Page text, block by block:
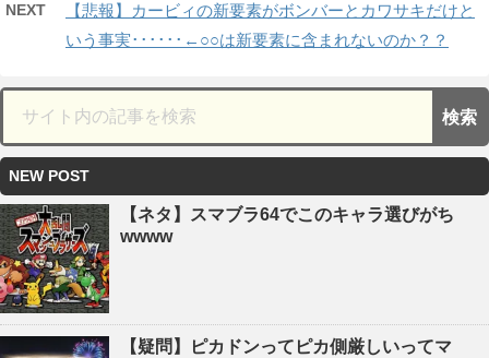
NEXT
【悲報】カービィの新要素がボンバーとカワサキだけと
いう事実･･････←○○は新要素に含まれないのか？？
NEW POST
【ネタ】スマブラ64でこのキャラ選びがち
wwww
【疑問】ピカドンってピカ側厳しいってマ